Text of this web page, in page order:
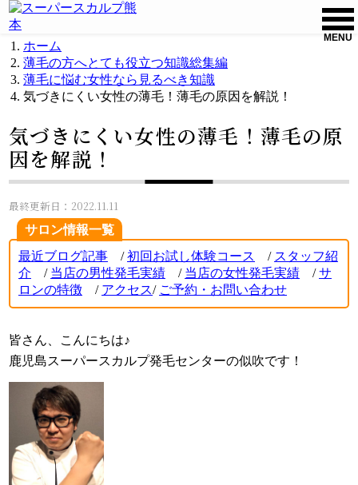
MENU
ホーム
薄毛の方へとても役立つ知識総集編
薄毛に悩む女性なら見るべき知識
気づきにくい女性の薄毛！薄毛の原因を解説！
気づきにくい女性の薄毛！薄毛の原
因を解説！
最終更新日：2022.11.11
サロン情報一覧
最近ブログ記事 /初回お試し体験コース / スタッフ紹
介 / 当店の男性発毛実績 / 当店の女性発毛実績 /サ
ロンの特徴 / アクセス/ ご予約・お問い合わせ
皆さん、こんにちは♪
鹿児島スーパースカルプ発毛センターの似吹です！